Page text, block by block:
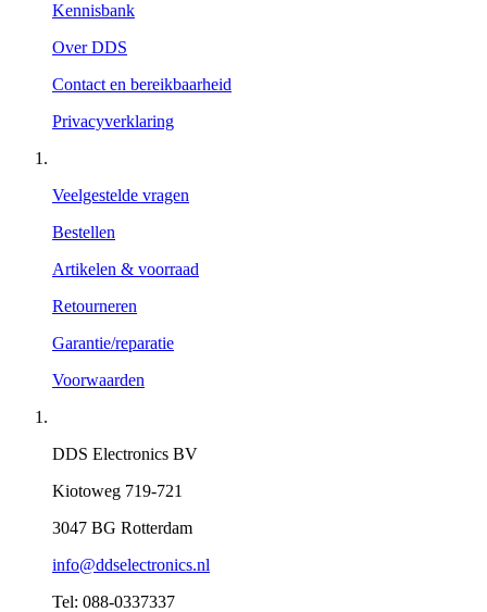
Kennisbank
Over DDS
Contact en bereikbaarheid
Privacyverklaring
Veelgestelde vragen
Bestellen
Artikelen & voorraad
Retourneren
Garantie/reparatie
Voorwaarden
DDS Electronics BV
Kiotoweg 719-721
3047 BG Rotterdam
info@ddselectronics.nl
Tel: 088-0337337